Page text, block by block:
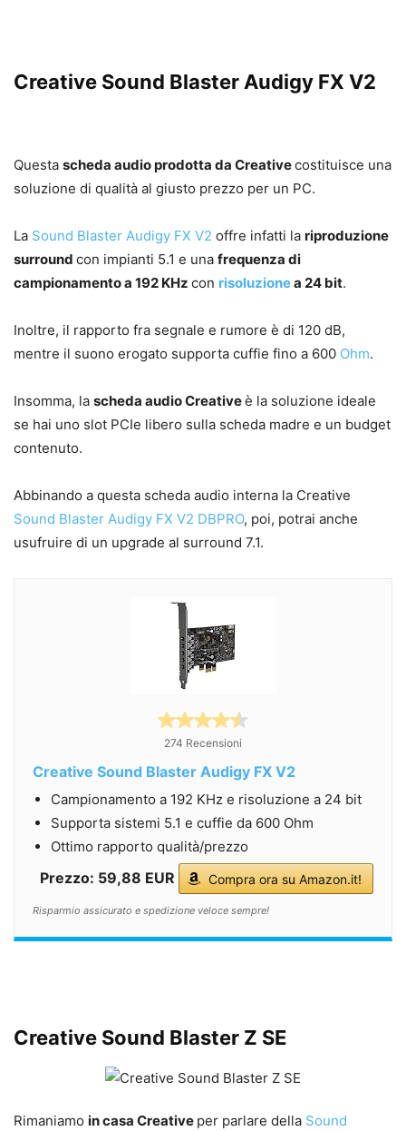
Creative Sound Blaster Audigy FX V2
Questa scheda audio prodotta da Creativecostituisce una
soluzione di qualità al giusto prezzo per un PC.
La Sound Blaster Audigy FX V2 offre infatti la riproduzione
surround con impianti 5.1 e una frequenza di
campionamento a 192 KHz con risoluzionea 24 bit.
Inoltre, il rapporto fra segnale e rumore è di 120 dB,
mentre il suono erogato supporta cuffie fino a 600 Ohm.
Insomma, la scheda audio Creativeè la soluzione ideale
se hai uno slot PCIe libero sulla scheda madre e un budget
contenuto.
Abbinando a questa scheda audio interna la Creative
Sound Blaster Audigy FX V2 DBPRO, poi, potrai anche
usufruire di un upgrade al surround 7.1.
274 Recensioni
Creative Sound Blaster Audigy FX V2
Campionamento a 192 KHz e risoluzione a 24 bit
Supporta sistemi 5.1 e cuffie da 600 Ohm
Ottimo rapporto qualità/prezzo
Prezzo: 59,88 EUR Compra ora su Amazon.it!
Risparmio assicurato e spedizione veloce sempre!
Creative Sound Blaster Z SE
Rimaniamo in casa Creative per parlare della Sound